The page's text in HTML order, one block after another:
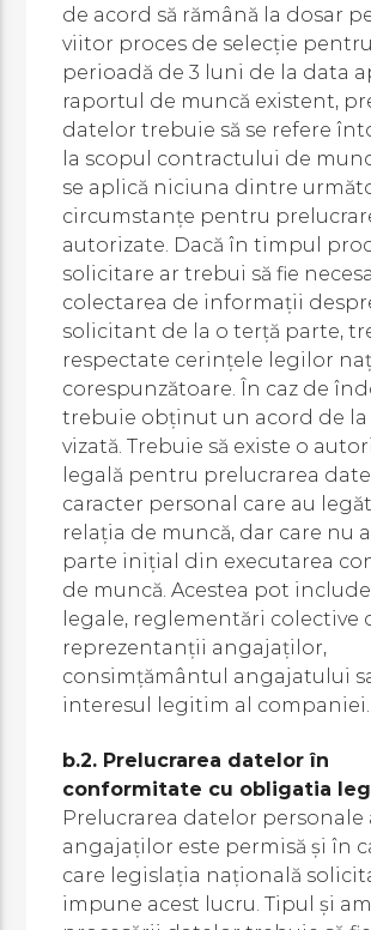
de acord să rămână la dosar
viitor proces de selecție
perioadă de 3 luni de la data
raportul de muncă existent,
datelor trebuie să se refere
la scopul contractului de
se aplică niciuna dintre
circumstanțe pentru
autorizate. Dacă în timpul
solicitare ar trebui să fie
colectarea de informații
solicitant de la o terță parte,
respectate cerințele legilor
corespunzătoare. În caz de
trebuie obținut un acord de la
vizată. Trebuie să existe o
legală pentru prelucrarea
caracter personal care au
relația de muncă, dar care nu
parte inițial din executarea
de muncă. Acestea pot
legale, reglementări colective
reprezentanții angajaților,
consimțământul angajatului
interesul legitim al companiei.
b.2. Prelucrarea datelor în
conformitate cu obligatia
Prelucrarea datelor personale
angajaților este permisă și în
care legislația națională
impune acest lucru. Tipul și